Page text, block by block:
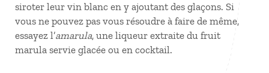
siroter leur vin blanc en y ajoutant des glaçons. Si
vous ne pouvez pas vous résoudre à faire de même,
essayez l’amarula, une liqueur extraite du fruit
marula servie glacée ou en cocktail.